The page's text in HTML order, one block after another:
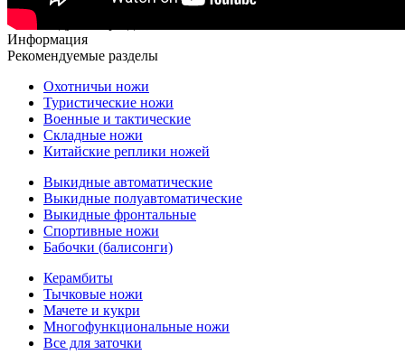
Рекомендуемые разделы
Информация
Рекомендуемые разделы
Охотничьи ножи
Туристические ножи
Военные и тактические
Складные ножи
Китайские реплики ножей
Выкидные автоматические
Выкидные полуавтоматические
Выкидные фронтальные
Спортивные ножи
Бабочки (балисонги)
Керамбиты
Тычковые ножи
Мачете и кукри
Многофункциональные ножи
Все для заточки